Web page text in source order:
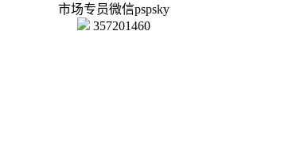
市场专员微信pspsky
357201460